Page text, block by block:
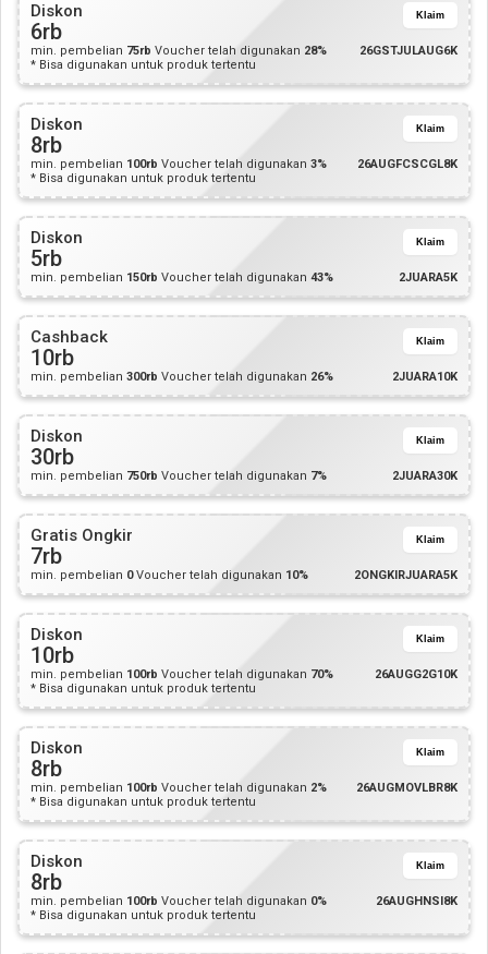
Diskon Klaim
6rb
min. pembelian 75rb 26GSTJULAUG6K
Voucher telah digunakan 28%
* Bisa digunakan untuk produk tertentu
Diskon Klaim
8rb
min. pembelian 100rb 26AUGFCSCGL8K
Voucher telah digunakan 3%
* Bisa digunakan untuk produk tertentu
Diskon Klaim
5rb
min. pembelian 150rb 2JUARA5K
Voucher telah digunakan 43%
Cashback Klaim
10rb
min. pembelian 300rb 2JUARA10K
Voucher telah digunakan 26%
Diskon Klaim
30rb
min. pembelian 750rb 2JUARA30K
Voucher telah digunakan 7%
Gratis Ongkir Klaim
7rb
min. pembelian 0 2ONGKIRJUARA5K
Voucher telah digunakan 10%
Diskon Klaim
10rb
min. pembelian 100rb 26AUGG2G10K
Voucher telah digunakan 70%
* Bisa digunakan untuk produk tertentu
Diskon Klaim
8rb
min. pembelian 100rb 26AUGMOVLBR8K
Voucher telah digunakan 2%
* Bisa digunakan untuk produk tertentu
Diskon Klaim
8rb
min. pembelian 100rb 26AUGHNSI8K
Voucher telah digunakan 0%
* Bisa digunakan untuk produk tertentu